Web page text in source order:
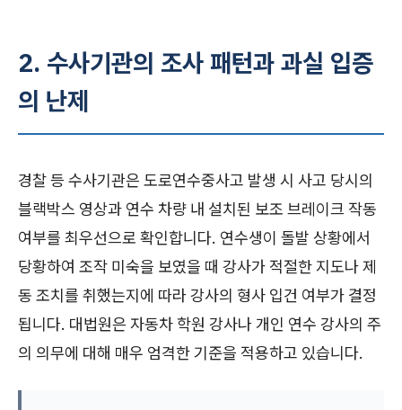
2. 수사기관의 조사 패턴과 과실 입증
의 난제
경찰 등 수사기관은 도로연수중사고 발생 시 사고 당시의
블랙박스 영상과 연수 차량 내 설치된 보조 브레이크 작동
여부를 최우선으로 확인합니다. 연수생이 돌발 상황에서
당황하여 조작 미숙을 보였을 때 강사가 적절한 지도나 제
동 조치를 취했는지에 따라 강사의 형사 입건 여부가 결정
됩니다. 대법원은 자동차 학원 강사나 개인 연수 강사의 주
의 의무에 대해 매우 엄격한 기준을 적용하고 있습니다.